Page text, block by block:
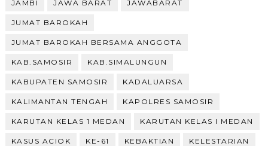
JAMBI JAWA BARAT JAWABARAT
JUMAT BAROKAH
JUMAT BAROKAH BERSAMA ANGGOTA
KAB.SAMOSIR KAB.SIMALUNGUN
KABUPATEN SAMOSIR KADALUARSA
KALIMANTAN TENGAH KAPOLRES SAMOSIR
KARUTAN KELAS 1 MEDAN KARUTAN KELAS I MEDAN
KASUS ACIOK KE-61 KEBAKTIAN KELESTARIAN